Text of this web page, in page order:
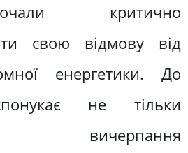
критично
свою відмову від
енергетики. До
не тільки
вичерпання